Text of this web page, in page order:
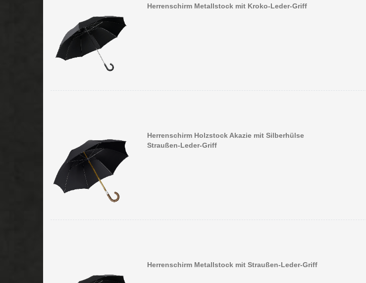
Herrenschirm Metallstock mit Kroko-Leder-Griff
Herrenschirm Holzstock Akazie mit Silberhülse
Straußen-Leder-Griff
Herrenschirm Metallstock mit Straußen-Leder-Griff